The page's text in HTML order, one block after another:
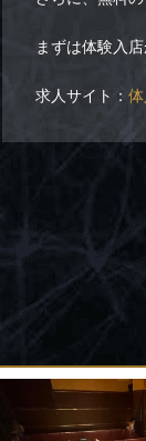
まずは体験入
求人サイト：